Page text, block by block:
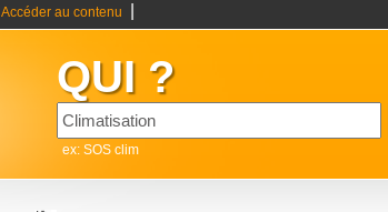
Accéder au contenu
QUI ?
ex: SOS clim